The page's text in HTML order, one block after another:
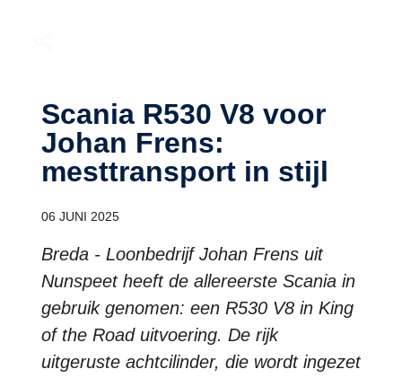
Scania R530 V8 voor
Johan Frens:
mesttransport in stijl
06 JUNI 2025
Breda - Loonbedrijf Johan Frens uit
Nunspeet heeft de allereerste Scania in
gebruik genomen: een R530 V8 in King
of the Road uitvoering. De rijk
uitgeruste achtcilinder, die wordt ingezet